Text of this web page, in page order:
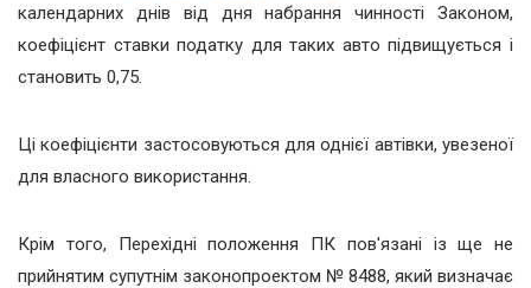
календарних днів від дня набрання чинності Законом,
коефіцієнт ставки податку для таких авто підвищується і
становить 0,75.
Ці коефіцієнти застосовуються для однієї автівки, увезеної
для власного використання.
Крім того, Перехідні положення ПК пов'язані із ще не
прийнятим супутнім законопроектом № 8488, який визначає